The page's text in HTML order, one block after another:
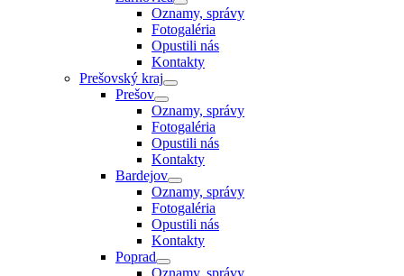
Oznamy, správy
Fotogaléria
Opustili nás
Kontakty
Prešovský kraj
Prešov
Oznamy, správy
Fotogaléria
Opustili nás
Kontakty
Bardejov
Oznamy, správy
Fotogaléria
Opustili nás
Kontakty
Poprad
Oznamy, správy